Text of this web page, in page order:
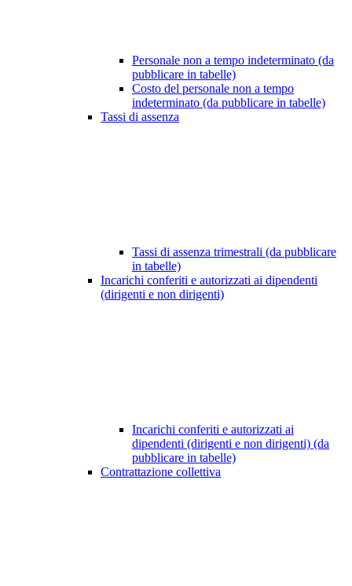
Personale non a tempo indeterminato (da
pubblicare in tabelle)
Costo del personale non a tempo
indeterminato (da pubblicare in tabelle)
Tassi di assenza
Tassi di assenza trimestrali (da pubblicare
in tabelle)
Incarichi conferiti e autorizzati ai dipendenti
(dirigenti e non dirigenti)
Incarichi conferiti e autorizzati ai
dipendenti (dirigenti e non dirigenti) (da
pubblicare in tabelle)
Contrattazione collettiva